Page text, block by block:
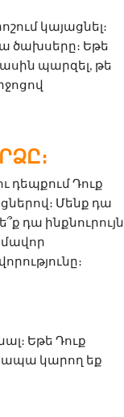
կայացնել։
ծախսերը։ Եթե
պարզել, թե
դեպքում Դուք
Մենք դա
դա ինքնուրույն
Եթե Դուք
ապա կարող եք